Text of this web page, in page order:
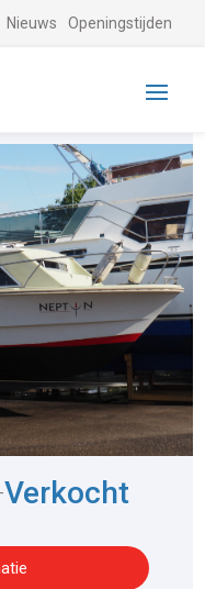
Nieuws Openingstijden
-Verkocht